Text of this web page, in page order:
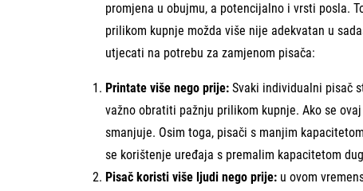
promjena u obujmu, a potencijalno i vrsti posla.
prilikom kupnje možda više nije adekvatan u
utjecati na potrebu za zamjenom pisača:
Printate više nego prije: Svaki individualni pisač
važno obratiti pažnju prilikom kupnje. Ako se
smanjuje. Osim toga, pisači s manjim
se korištenje uređaja s premalim kapacitetom
Pisač koristi više ljudi nego prije: u ovom